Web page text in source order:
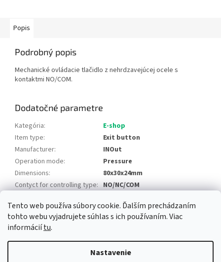
Tento web používa súbory cookie. Ďalším prechádzaním
tohto webu vyjadrujete súhlas s ich používaním. Viac
informáciítu.
Nastavenie
Popis
Podrobný popis
Mechanické ovládacie tlačidlo z nehrdzavejúcej ocele s
kontaktmi NO/COM.
Dodatočné parametre
Kategória:
E-shop
Item type:
Exit button
Manufacturer:
INOut
Operation mode:
Pressure
Dimensions:
80x30x24mm
Contyct for controlling type: NO/NC/COM
Newsletter